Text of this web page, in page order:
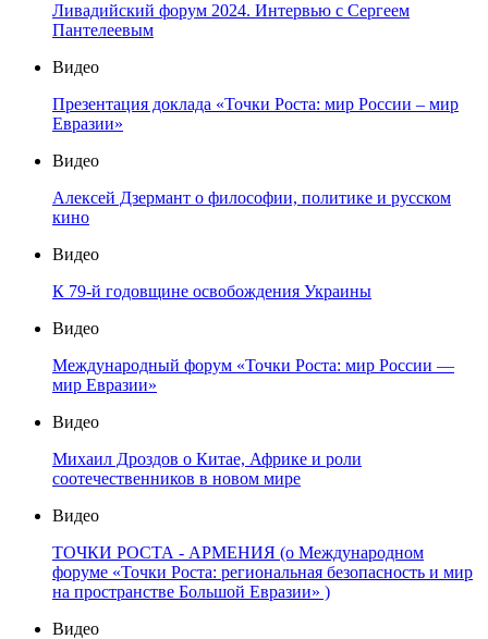
Ливадийский форум 2024. Интервью с Сергеем
Пантелеевым
Видео
Презентация доклада «Точки Роста: мир России – мир
Евразии»
Видео
Алексей Дзермант о философии, политике и русском
кино
Видео
К 79-й годовщине освобождения Украины
Видео
Международный форум «Точки Роста: мир России —
мир Евразии»
Видео
Михаил Дроздов о Китае, Африке и роли
соотечественников в новом мире
Видео
ТОЧКИ РОСТА - АРМЕНИЯ (о Международном
форуме «Точки Роста: региональная безопасность и мир
на пространстве Большой Евразии» )
Видео